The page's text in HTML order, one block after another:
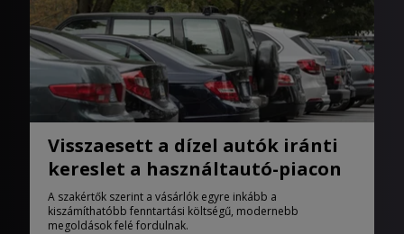
Visszaesett a dízel autók iránti
kereslet a használtautó-piacon
A szakértők szerint a vásárlók egyre inkább a
kiszámíthatóbb fenntartási költségű, modernebb
megoldások felé fordulnak.